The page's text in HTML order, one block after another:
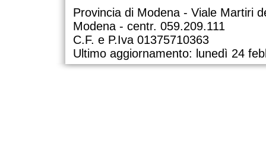
Provincia di Modena - Viale Martiri
Modena - centr. 059.209.111
C.F. e P.Iva 01375710363
Ultimo aggiornamento: lunedì 24